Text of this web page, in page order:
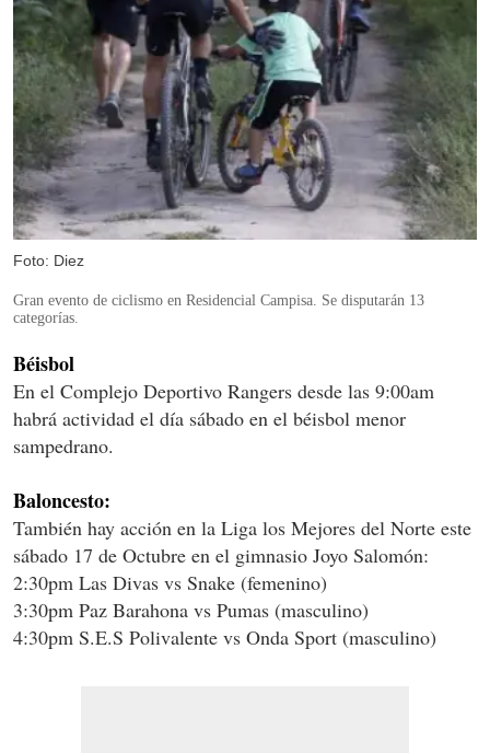
Foto: Diez
Gran evento de ciclismo en Residencial Campisa. Se disputarán 13
categorías.
Béisbol
En el Complejo Deportivo Rangers desde las 9:00am
habrá actividad el día sábado en el béisbol menor
sampedrano.
Baloncesto:
También hay acción en la Liga los Mejores del Norte este
sábado 17 de Octubre en el gimnasio Joyo Salomón:
2:30pm Las Divas vs Snake (femenino)
3:30pm Paz Barahona vs Pumas (masculino)
4:30pm S.E.S Polivalente vs Onda Sport (masculino)